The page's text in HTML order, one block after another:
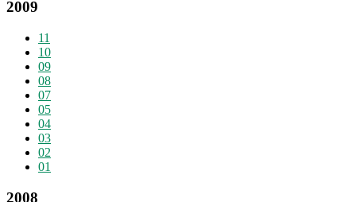
2009
11
10
09
08
07
05
04
03
02
01
2008